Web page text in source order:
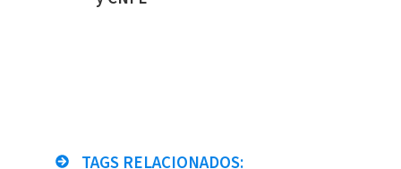
TAGS RELACIONADOS: